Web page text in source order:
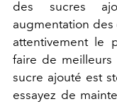
des sucres
augmentation des
attentivement le
faire de meilleurs
sucre ajouté est
essayez de